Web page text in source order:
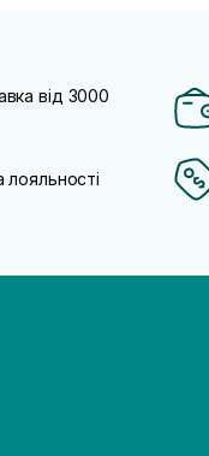
від 3000